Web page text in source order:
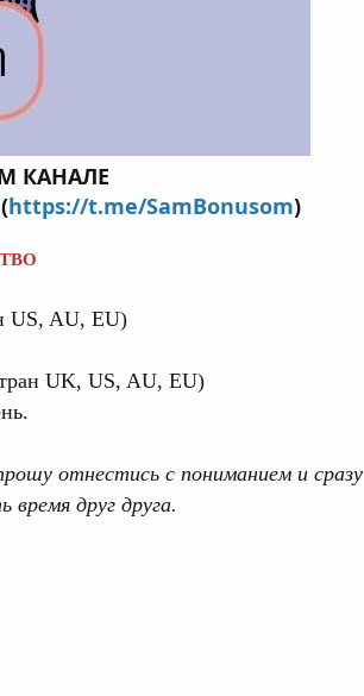
КАНАЛЕ
https://t.me/SamBonusom)
US, AU, EU)
UK, US, AU, EU)
отнестись с пониманием и сразу
друг друга.